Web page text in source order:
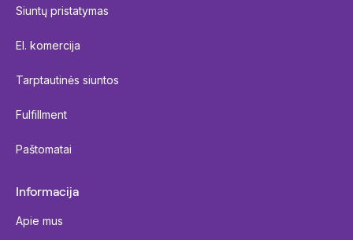
Siuntų pristatymas
El. komercija
Tarptautinės siuntos
Fulfillment
Paštomatai
Informacija
Apie mus